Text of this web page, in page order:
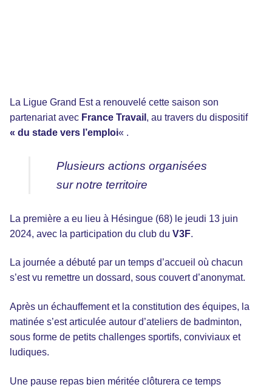
La Ligue Grand Est a renouvelé cette saison son
partenariat avec France Travail , au travers du dispositif
« du stade vers l’emploi« .
Plusieurs actions organisées
sur notre territoire
La première a eu lieu à Hésingue (68) le jeudi 13 juin
2024, avec la participation du club du V3F.
La journée a débuté par un temps d’accueil où chacun
s’est vu remettre un dossard, sous couvert d’anonymat.
Après un échauffement et la constitution des équipes, la
matinée s’est articulée autour d’ateliers de badminton,
sous forme de petits challenges sportifs, conviviaux et
ludiques.
Une pause repas bien méritée clôturera ce temps